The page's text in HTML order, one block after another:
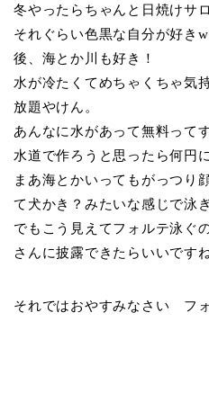
冬やったらちゃんと日焼けサ
それぐらい色黒な自分が好きw
後、海とか川も好き！
水が冷たくてめちゃくちゃ気
放題やけん。
あんなに水があって無料って
水道で作ろうと思ったら何円
まあ海とかいってもがっつり
て犬かき？みたいな感じで泳
でもこう見えてフォルテ泳ぐ
さんに披露できたらいいです
それではおやすみなさい フ